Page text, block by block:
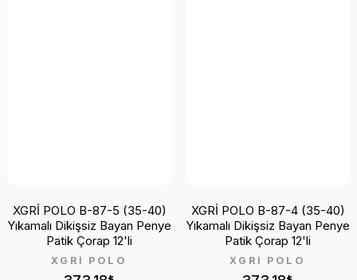
XGRİ POLO
XGRİ POLO B-87-5 (35-40)
Yıkamalı Dikişsiz Bayan Penye
Patik Çorap 12'li
XGRİ POLO
XGRİ POLO B-87-4 (35-40)
Yıkamalı Dikişsiz Bayan Penye
Patik Çorap 12'li